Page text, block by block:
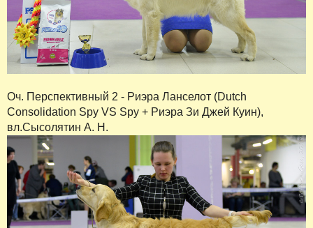
Оч. Перспективный 2 - Риэра Ланселот (Dutch
Consolidation Spy VS Spy + Риэра Зи Джей Куин),
вл.Сысолятин А. Н.